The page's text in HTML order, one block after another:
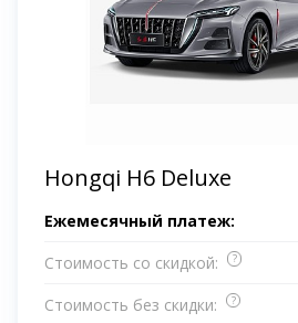
Hongqi H6 Deluxe
Ежемесячный платеж:
Стоимость со скидкой:
?
Стоимость без скидки: ?